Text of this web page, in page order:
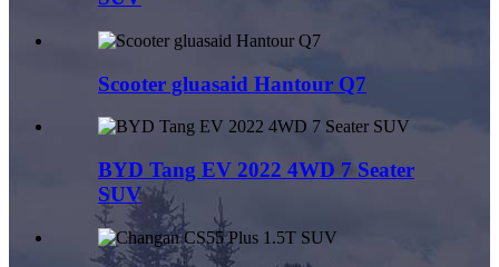
Scooter gluasaid Hantour Q7
BYD Tang EV 2022 4WD 7 Seater
SUV